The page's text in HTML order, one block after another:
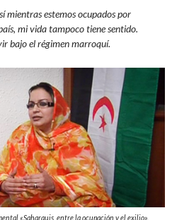
mientras estemos ocupados por
mi vida tampoco tiene sentido.
bajo el régimen marroquí.
«Saharauis, entre la ocupación y el exilio».